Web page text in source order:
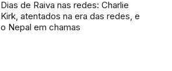
Dias de Raiva nas redes: Charlie
Kirk, atentados na era das redes, e
o Nepal em chamas